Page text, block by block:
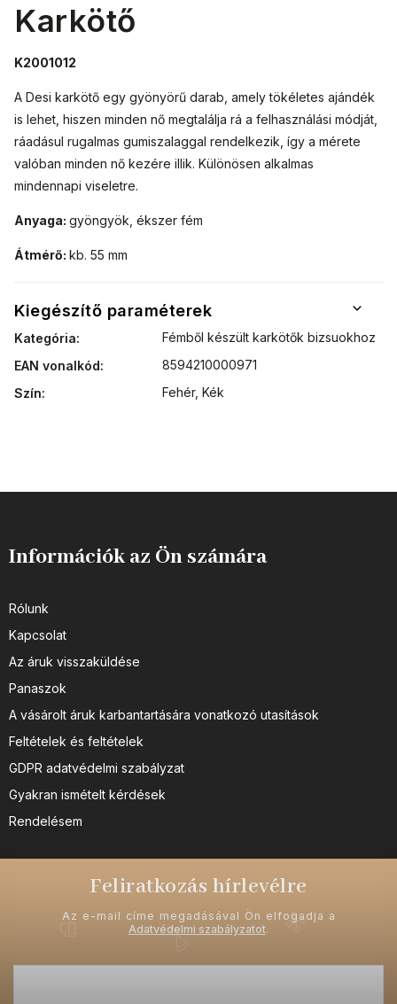
Karkötő
K2001012
A Desi karkötő egy gyönyörű darab, amely tökéletes ajándék
is lehet, hiszen minden nő megtalálja rá a felhasználási módját,
ráadásul rugalmas gumiszalaggal rendelkezik, így a mérete
valóban minden nő kezére illik. Különösen alkalmas
mindennapi viseletre.
Anyaga: gyöngyök, ékszer fém
Átmérő: kb. 55 mm
Kiegészítő paraméterek
Kategória:
Fémből készült karkötők bizsuokhoz
EAN vonalkód:
8594210000971
Szín: Fehér, Kék
Információk az Ön számára
Rólunk
Kapcsolat
Az áruk visszaküldése
Panaszok
A vásárolt áruk karbantartására vonatkozó utasítások
Feltételek és feltételek
GDPR adatvédelmi szabályzat
Gyakran ismételt kérdések
Rendelésem
Feliratkozás hírlevélre
Az e-mail címe megadásával Ön elfogadja a
Adatvédelmi szabályzatot.